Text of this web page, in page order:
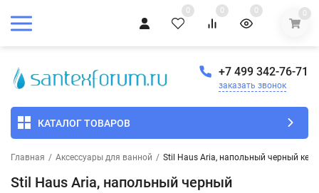
0 0 0 0
+7 499 342-76-71
заказать звонок
КАТАЛОГ ТОВАРОВ
Главная / Аксессуары для ванной / Stil Haus Aria, напольный черный
Stil Haus Aria, напольный черный